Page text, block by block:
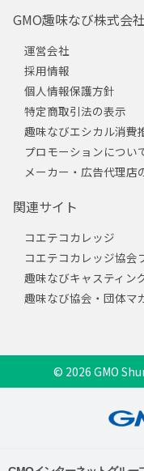
GMO趣味なび株式会
運営会社
採用情報
個人情報保護方針
特定商取引法の表示
趣味なびエシカル消費
プロモーションについ
メーカー・広告代理店
関連サイト
コエテコカレッジ
コエテコカレッジ協会
趣味なびキャスティン
趣味なび協会・団体マ
© 2026 GMO